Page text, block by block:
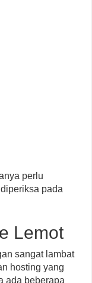
perlu
pada
Lemot
sangat lambat
hosting yang
ada beberapa